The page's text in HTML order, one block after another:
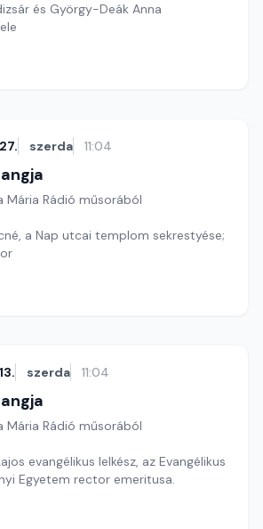
és György-Deák Anna
szerda 11:04
Mária Rádió műsorából
a Nap utcai templom sekrestyése;
szerda 11:04
Mária Rádió műsorából
evangélikus lelkész, az Evangélikus
Egyetem rector emeritusa.